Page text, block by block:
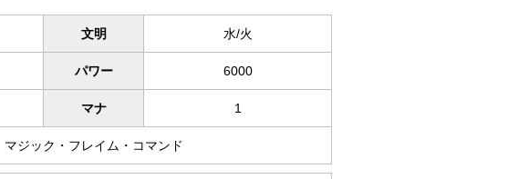
文明 水/火
パワー 6000
マナ 1
マジック・フレイム・コマンド